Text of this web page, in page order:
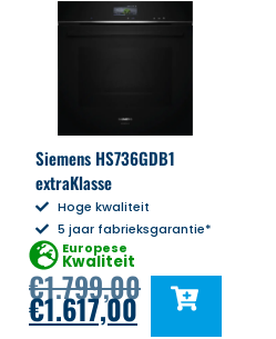
Siemens HS736GDB1
extraKlasse
Hoge kwaliteit
5 jaar fabrieksgarantie*
Europese
Kwaliteit
€1.799,00
€1.617,00